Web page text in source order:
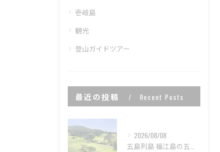
壱岐島
観光
登山ガイドツアー
最近の投稿 Recent Posts
2026/08/08
五島列島 福江島の五島カントリークラブ⛳️